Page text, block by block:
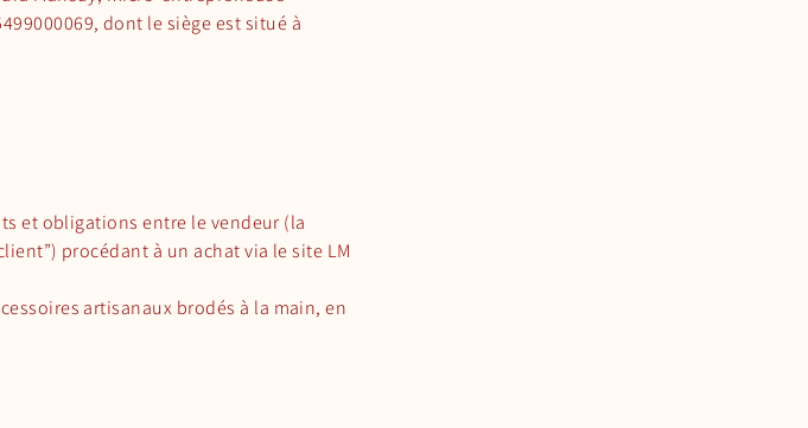
dont le siège est situé à
et obligations entre le vendeur (la
procédant à un achat via le site LM
artisanaux brodés à la main, en